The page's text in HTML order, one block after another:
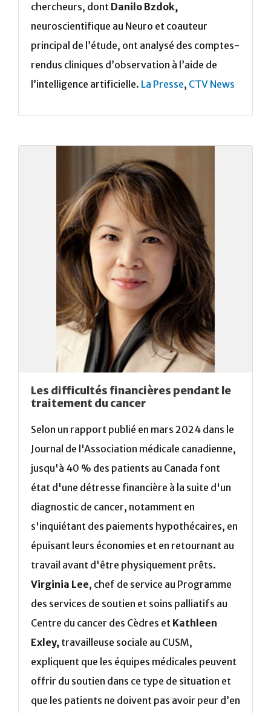
chercheurs, dont Danilo Bzdok,
neuroscientifique au Neuro et coauteur
principal de l’étude, ont analysé des comptes-
rendus cliniques d’observation à l’aide de
l’intelligence artificielle. La Presse, CTV News
Les difficultés financières pendant le
traitement du cancer
Selon un rapport publié en mars 2024 dans le
Journal de l'Association médicale canadienne,
jusqu'à 40 % des patients au Canada font
état d'une détresse financière à la suite d'un
diagnostic de cancer, notamment en
s'inquiétant des paiements hypothécaires, en
épuisant leurs économies et en retournant au
travail avant d'être physiquement prêts.
Virginia Lee, chef de service au Programme
des services de soutien et soins palliatifs au
Centre du cancer des Cèdres et Kathleen
Exley, travailleuse sociale au CUSM,
expliquent que les équipes médicales peuvent
offrir du soutien dans ce type de situation et
que les patients ne doivent pas avoir peur d’en